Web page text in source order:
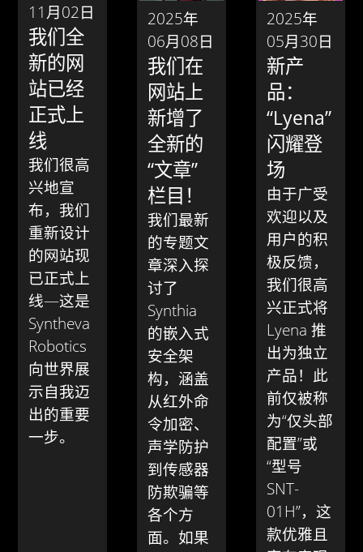
11月02日
我们全
新的网
站已经
正式上
线
我们很高
兴地宣
布，我们
重新设计
的网站现
已正式上
线—这是
Syntheva
Robotics
向世界展
示自我迈
出的重要
一步。
2025年
06月08日
我们在
网站上
新增了
全新的
“文章”
栏目！
我们最新
的专题文
章深入探
讨了
Synthia
的嵌入式
安全架
构，涵盖
从红外命
令加密、
声学防护
到传感器
防欺骗等
各个方
面。如果
2025年
05月30日
新产
品：
“Lyena”
闪耀登
场
由于广受
欢迎以及
用户的积
极反馈，
我们很高
兴正式将
Lyena 推
出为独立
产品！此
前仅被称
为“仅头部
配置”或
“型号
SNT-
01H”，这
款优雅且